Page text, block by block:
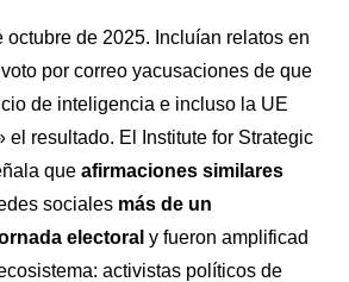
octubre de 2025. Incluían relatos en
por correo yacusaciones de que
de inteligencia e incluso la UE
el resultado. El Institute for Strategic
que afirmaciones similares
sociales más de un
electoral y fueron amplificad
activistas políticos de